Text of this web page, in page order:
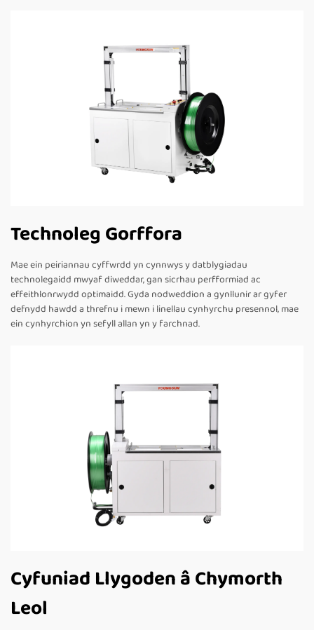
Technoleg Gorffora
Mae ein peiriannau cyffwrdd yn cynnwys y datblygiadau
technolegaidd mwyaf diweddar, gan sicrhau perfformiad ac
effeithlonrwydd optimaidd. Gyda nodweddion a gynllunir ar gyfer
defnydd hawdd a threfnu i mewn i linellau cynhyrchu presennol, mae
ein cynhyrchion yn sefyll allan yn y farchnad.
Cyfuniad Llygoden â Chymorth
Leol